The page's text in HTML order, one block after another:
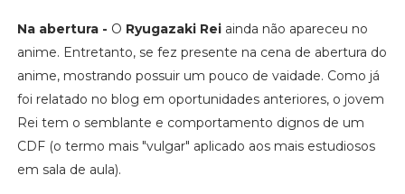
Na abertura - O Ryugazaki Reiainda não apareceu no
anime. Entretanto, se fez presente na cena de abertura do
anime, mostrando possuir um pouco de vaidade. Como já
foi relatado no blog em oportunidades anteriores, o jovem
Rei tem o semblante e comportamento dignos de um
CDF (o termo mais "vulgar" aplicado aos mais estudiosos
em sala de aula).